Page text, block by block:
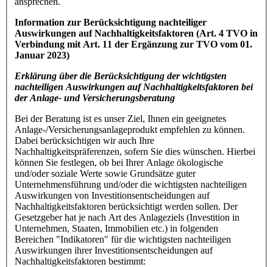
Information zur Berücksichtigung nachteiliger
Auswirkungen auf Nachhaltigkeitsfaktoren (Art. 4 TVO in
Verbindung mit Art. 11 der Ergänzung zur TVO vom 01.
Januar 2023)
Erklärung über die Berücksichtigung der wichtigsten
nachteiligen Auswirkungen auf Nachhaltigkeitsfaktoren bei
der Anlage- und Versicherungsberatung
Bei der Beratung ist es unser Ziel, Ihnen ein geeignetes
Anlage-/Versicherungsanlageprodukt empfehlen zu können.
Dabei berücksichtigen wir auch Ihre
Nachhaltigkeitspräferenzen, sofern Sie dies wünschen. Hierbei
können Sie festlegen, ob bei Ihrer Anlage ökologische
und/oder soziale Werte sowie Grundsätze guter
Unternehmensführung und/oder die wichtigsten nachteiligen
Auswirkungen von Investitionsentscheidungen auf
Nachhaltigkeitsfaktoren berücksichtigt werden sollen. Der
Gesetzgeber hat je nach Art des Anlageziels (Investition in
Unternehmen, Staaten, Immobilien etc.) in folgenden
Bereichen "Indikatoren" für die wichtigsten nachteiligen
Auswirkungen ihrer Investitionsentscheidungen auf
Nachhaltigkeitsfaktoren bestimmt: